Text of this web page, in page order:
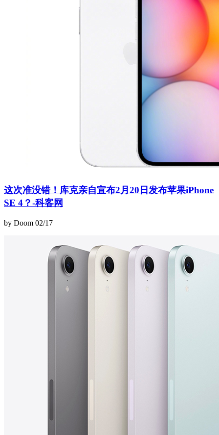
这次准没错！库克亲自宣布2月20日发布苹果iPhone
SE 4？-科客网
by Doom 02/17